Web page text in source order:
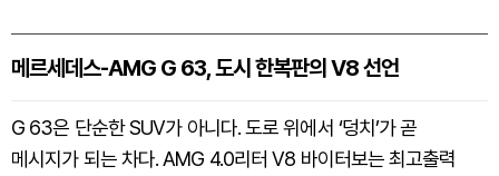
메르세데스-AMG G 63, 도시 한복판의 V8 선언
G 63은 단순한 SUV가 아니다. 도로 위에서 ‘덩치’가 곧
메시지가 되는 차다. AMG 4.0리터 V8 바이터보는 최고출력